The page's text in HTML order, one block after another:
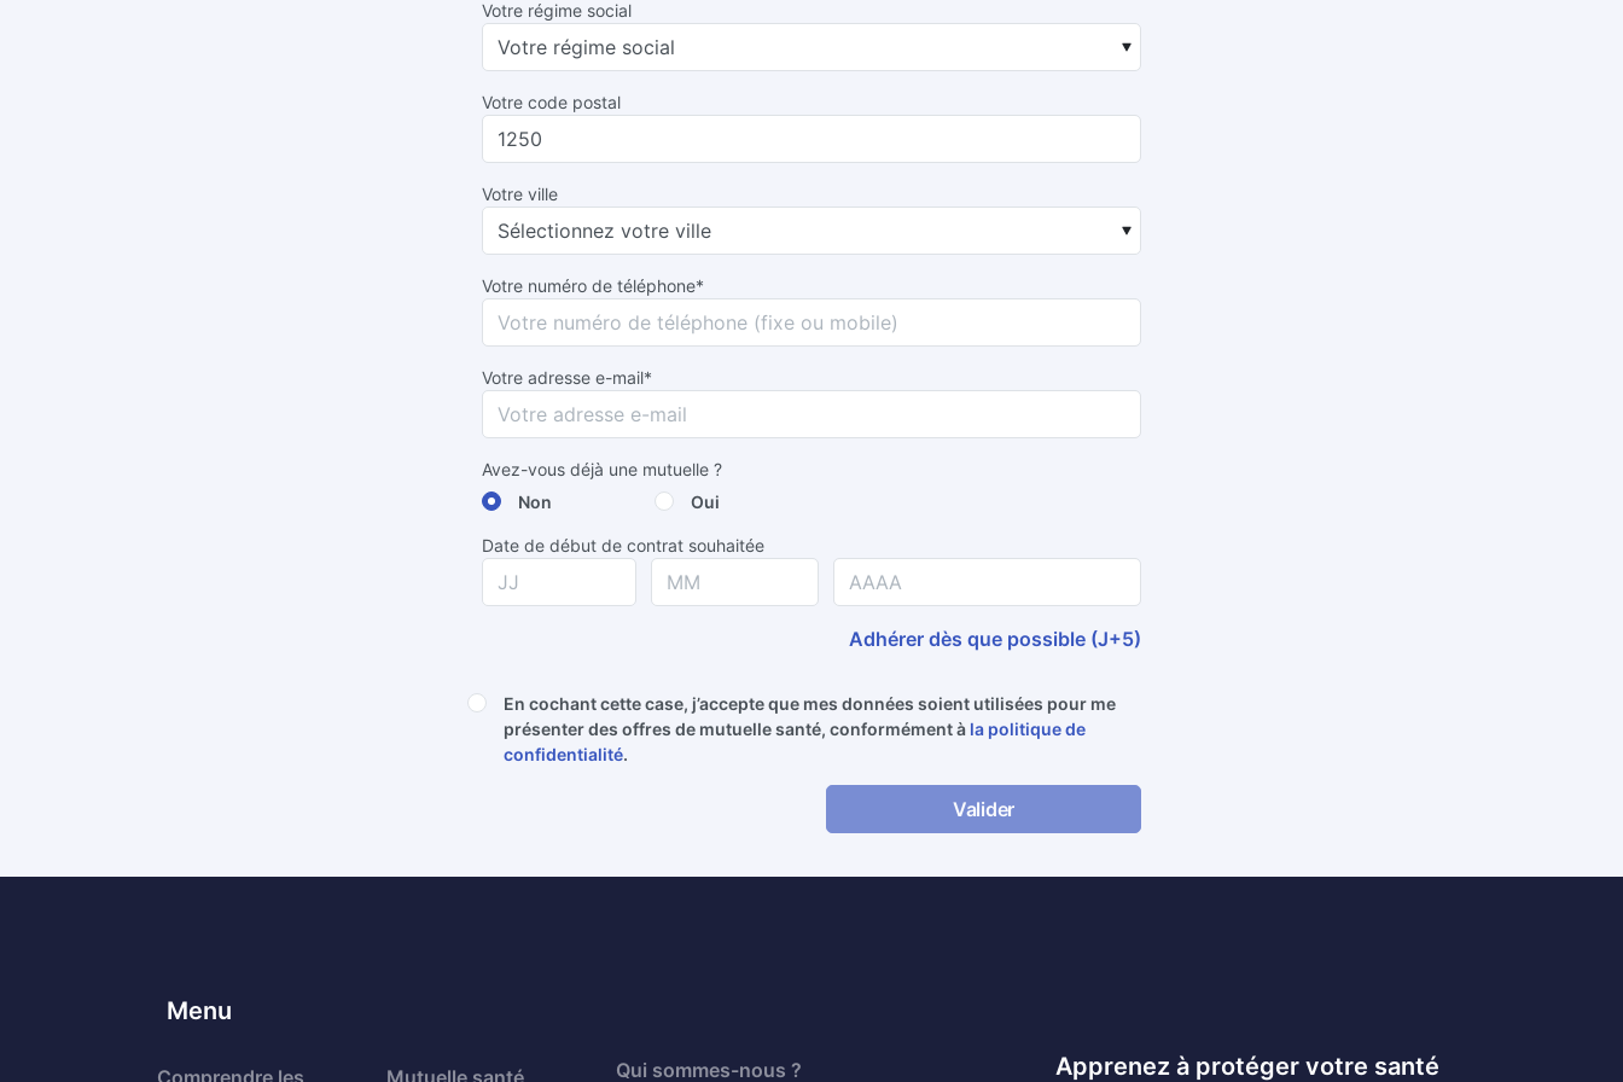
Votre régime social
Votre code postal
Votre ville
Votre numéro de téléphone*
Votre adresse e-mail*
Avez-vous déjà une mutuelle ?
Non
Oui
Date de début de contrat souhaitée
Adhérer dès que possible (J+5)
En cochant cette case, j’accepte que mes données soient utilisées pour me
présenter des offres de mutuelle santé, conformément à la politique de
confidentialité.
Valider
Menu
Comprendre les Mutuelle santé Qui sommes-nous ? Apprenez à protéger votre santé